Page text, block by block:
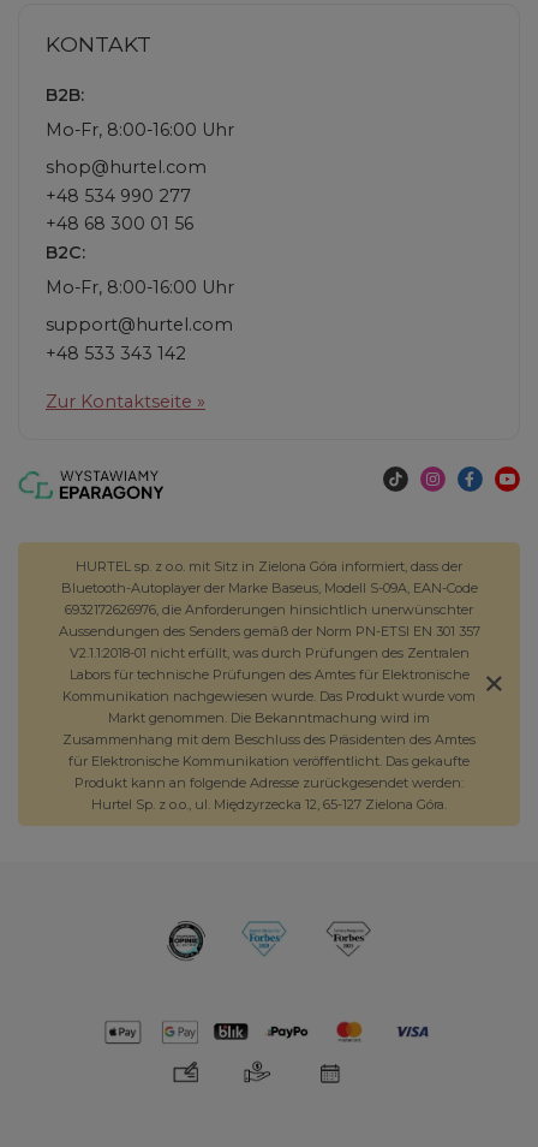
KONTAKT
B2B:
Mo-Fr, 8:00-16:00 Uhr
shop@hurtel.com
+48 534 990 277
+48 68 300 01 56
B2C:
Mo-Fr, 8:00-16:00 Uhr
support@hurtel.com
+48 533 343 142
Zur Kontaktseite »
HURTEL sp. z o.o. mit Sitz in Zielona Góra informiert, dass der
Bluetooth-Autoplayer der Marke Baseus, Modell S-09A, EAN-Code
6932172626976, die Anforderungen hinsichtlich unerwünschter
Aussendungen des Senders gemäß der Norm PN-ETSI EN 301 357
V2.1.1:2018-01 nicht erfüllt, was durch Prüfungen des Zentralen
Labors für technische Prüfungen des Amtes für Elektronische
Kommunikation nachgewiesen wurde. Das Produkt wurde vom
Markt genommen. Die Bekanntmachung wird im
Zusammenhang mit dem Beschluss des Präsidenten des Amtes
für Elektronische Kommunikation veröffentlicht. Das gekaufte
Produkt kann an folgende Adresse zurückgesendet werden:
Hurtel Sp. z o.o., ul. Międzyrzecka 12, 65-127 Zielona Góra.